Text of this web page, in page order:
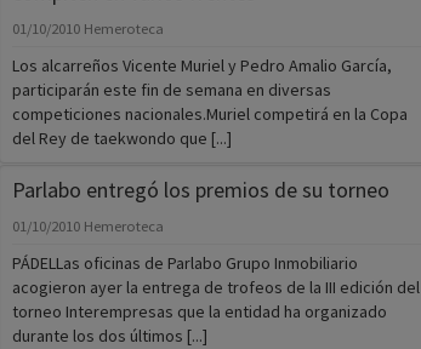
01/10/2010 Hemeroteca
Los alcarreños Vicente Muriel y Pedro Amalio García,
participarán este fin de semana en diversas
competiciones nacionales.Muriel competirá en la Copa
del Rey de taekwondo que [...]
Parlabo entregó los premios de su torneo
01/10/2010 Hemeroteca
PÁDELLas oficinas de Parlabo Grupo Inmobiliario
acogieron ayer la entrega de trofeos de la III edición del
torneo Interempresas que la entidad ha organizado
durante los dos últimos [...]